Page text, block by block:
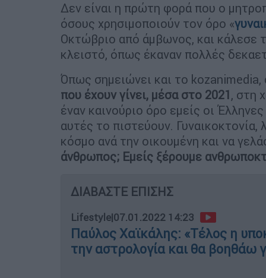
Δεν είναι η πρώτη φορά που ο
όσους χρησιμοποιούν τον όρο «
Οκτώβριο από άμβωνος, και κάλεσε
κλειστό, όπως έκαναν πολλές
Όπως σημειώνει και το kozanimedia,
που έχουν γίνει, μέσα στο 2021, στη
έναν καινούριο όρο εμείς οι Έλληνες
αυτές το πιστεύουν.
κόσμο ανά την οικουμένη και να
άνθρωπος; Εμείς ξέρουμε
ΔΙΑΒΑΣΤΕ ΕΠΙΣΗΣ
Lifestyle|07.01.2022 14:23
Παύλος Χαϊκάλης: «Τέλος η
την αστρολογία και θα βοηθάω